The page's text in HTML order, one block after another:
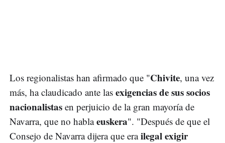
Los regionalistas han afirmado que "Chivite, una vez
más, ha claudicado ante las exigencias de sus socios
nacionalistas en perjuicio de la gran mayoría de
Navarra, que no hablaeuskera". "Después de que el
Consejo de Navarra dijera que erailegal exigir